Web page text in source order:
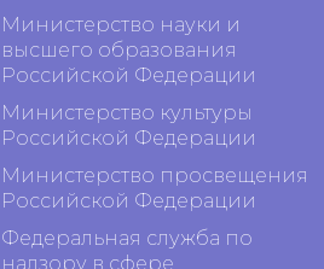
Министерство науки и
высшего образования
Российской Федерации
Министерство культуры
Российской Федерации
Министерство просвещения
Российской Федерации
Федеральная служба по
надзору в сфере